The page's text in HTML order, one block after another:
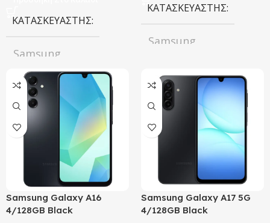
ΚΑΤΑΣΚΕΥΑΣΤΉΣ
Samsung
ΧΡΏΜΑ
Awesome Graphite
ΧΩΡΗΤΙΚΌΤΗΤΑ
128GB
ΚΑΤΑΣΚΕΥΑΣΤΉΣ
Samsung
ΧΡΏΜΑ Black
ΧΩΡΗΤΙΚΌΤΗΤΑ
Samsung Galaxy A16
4/128GB Black
Samsung Galaxy A17 5G
4/128GB Black